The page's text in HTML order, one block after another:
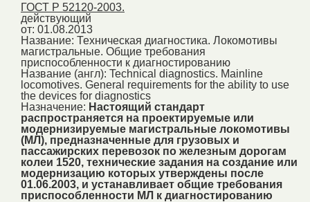
ГОСТ Р 52120-2003.
действующий
от: 01.08.2013
Название: Техническая диагностика. Локомотивы
магистральные. Общие требования
приспособленности к диагностированию
Название (англ): Technical diagnostics. Mainline
locomotives. General requirements for the ability to use
the devices for diagnostics
Назначение: Настоящий стандарт
распространяется на проектируемые или
модернизируемые магистральные локомотивы
(МЛ), предназначенные для грузовых и
пассажирских перевозок по железным дорогам
колеи 1520, технические задания на создание или
модернизацию которых утверждены после
01.06.2003, и устанавливает общие требования
приспособленности МЛ к диагностированию